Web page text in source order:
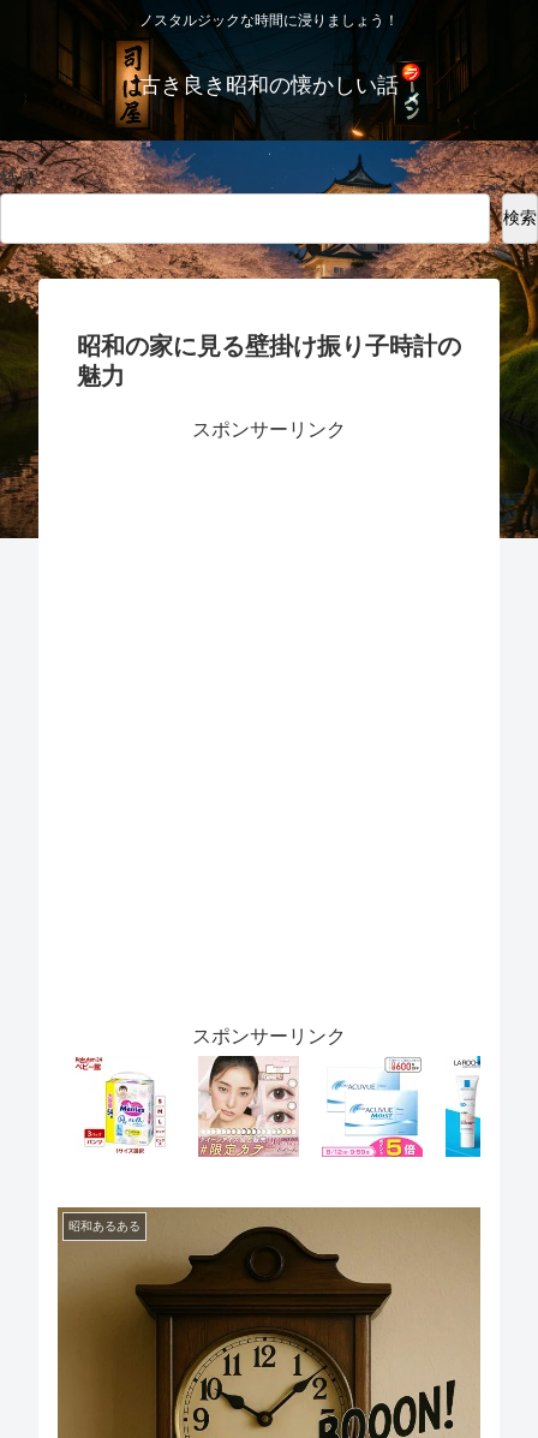
ノスタルジックな時間に浸りましょう！
古き良き昭和の懐かしい話
検索
検索
昭和の家に見る壁掛け振り子時計の
魅力
スポンサーリンク
スポンサーリンク
昭和あるある